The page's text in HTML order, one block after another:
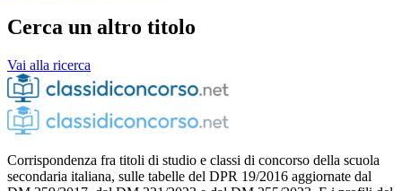
Cerca un altro titolo
Vai alla ricerca
Corrispondenza fra titoli di studio e classi di concorso della scuola
secondaria italiana, sulle tabelle del DPR 19/2016 aggiornate dal